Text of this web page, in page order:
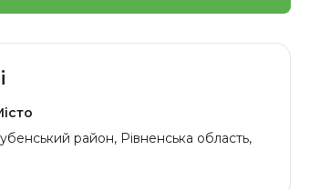
район, Рівненська область,